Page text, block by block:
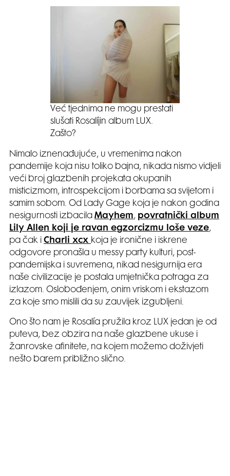
Već tjednima ne mogu prestati
slušati Rosalíjin album LUX.
Zašto?
Nimalo iznenađujuće, u vremenima nakon
pandemije koja nisu toliko bajna, nikada nismo vidjeli
veći broj glazbenih projekata okupanih
misticizmom, introspekcijom i borbama sa svijetom i
samim sobom. Od Lady Gage koja je nakon godina
nesigurnosti izbacila Mayhem, povratnički album
Lily Allen koji je ravan egzorcizmu loše veze,
pa čak i Charli xcx koja je ironične i iskrene
odgovore pronašla u messy party kulturi, post-
pandemijska i suvremena, nikad nesigurnija era
naše civilizacije je postala umjetnička potraga za
izlazom. Oslobođenjem, onim vriskom i ekstazom
za koje smo mislili da su zauvijek izgubljeni.
Ono što nam je Rosalía pružila kroz LUX jedan je od
puteva, bez obzira na naše glazbene ukuse i
žanrovske afinitete, na kojem možemo doživjeti
nešto barem približno slično.